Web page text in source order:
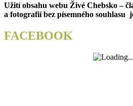
Užití obsahu webu Živé Chebsko –
a fotografií bez písemného souhlasu
FACEBOOK